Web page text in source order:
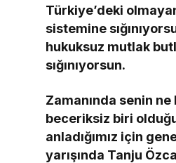
Türkiye’deki
sistemine
hukuksuz mutlak
sığınıyorsun.
Zamanında senin ne
beceriksiz biri
anladığımız için
yarışında Tanju